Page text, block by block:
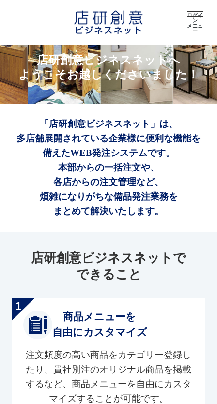
ログイ
ン
メニュ
ー
店研創意ビジネスネットへ
ようこそお越しくださいました！
「店研創意ビジネスネット」は、
多店舗展開されている企業様に便利な機能を
備えたWEB発注システムです。
本部からの一括注文や、
各店からの注文管理など、
煩雑になりがちな備品発注業務を
まとめて解決いたします。
店研創意ビジネスネットで
できること
商品メニューを
自由にカスタマイズ
注文頻度の高い商品をカテゴリー登録し
たり、貴社別注のオリジナル商品を掲載
するなど、商品メニューを自由にカスタ
マイズすることが可能です。